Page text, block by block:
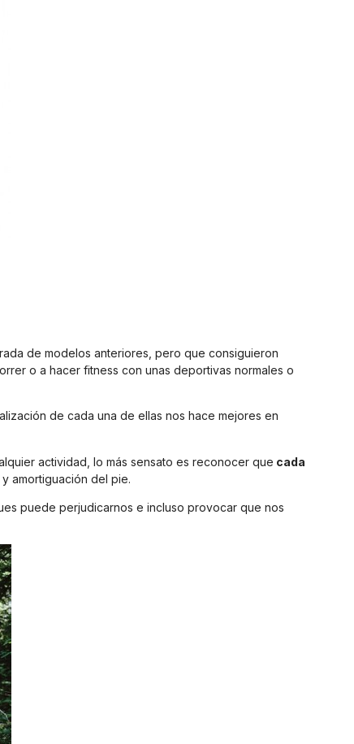
de modelos anteriores, pero que consiguieron
o a hacer fitness con unas deportivas normales o
de cada una de ellas nos hace mejores en
actividad, lo más sensato es reconocer que cada
amortiguación del pie.
puede perjudicarnos e incluso provocar que nos